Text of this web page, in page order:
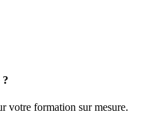
?
votre formation sur mesure.